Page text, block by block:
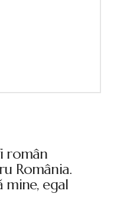
român
România.
mine, egal